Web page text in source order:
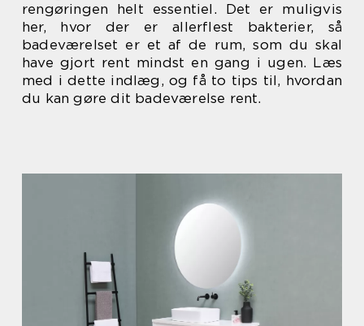
rengøringen helt essentiel. Det er muligvis
her, hvor der er allerflest bakterier, så
badeværelset er et af de rum, som du skal
have gjort rent mindst en gang i ugen. Læs
med i dette indlæg, og få to tips til, hvordan
du kan gøre dit badeværelse rent.